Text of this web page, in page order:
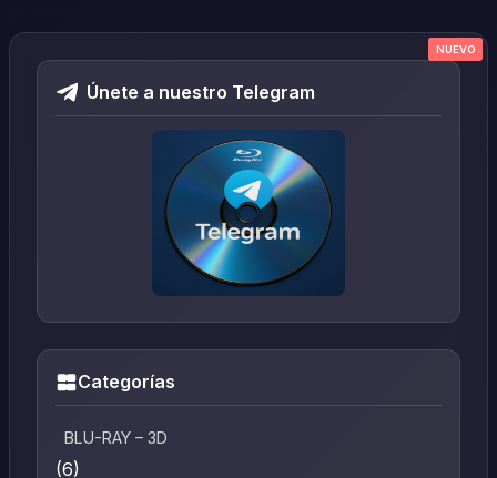
Únete a nuestro Telegram
Categorías
BLU-RAY – 3D
(6)
NUEVO
NUEVO
NUEVO
NUEVO
NUEVO